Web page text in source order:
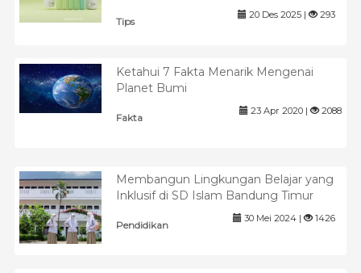
Tips
20 Des 2025 | 293
Ketahui 7 Fakta Menarik Mengenai
Planet Bumi
Fakta
23 Apr 2020 | 2088
Membangun Lingkungan Belajar yang
Inklusif di SD Islam Bandung Timur
Pendidikan
30 Mei 2024 | 1426